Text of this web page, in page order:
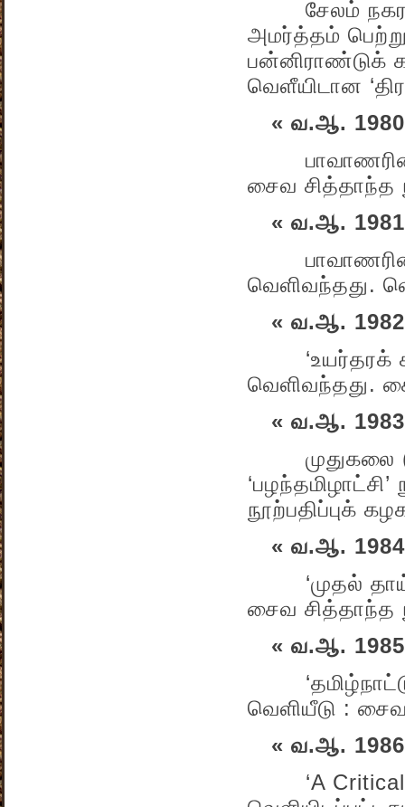
சேலம்
அமர்த்தம்
பன்னிராண்டுக்
வெளீயிடான
« வ.ஆ. 1980
பாவாணரின்
சைவ சித்தாந்த
« வ.ஆ. 1981
பாவாணரின்
வெளிவந்தது.
« வ.ஆ. 1982
‘உயர்தரக்
வெளிவந்தது.
« வ.ஆ. 1983
முதுகலை
நூற்பதிப்புக்
« வ.ஆ. 1984
‘முதல்
சைவ சித்தாந்த
« வ.ஆ. 1985
வெளியீடு :
« வ.ஆ. 1986
‘A Critical